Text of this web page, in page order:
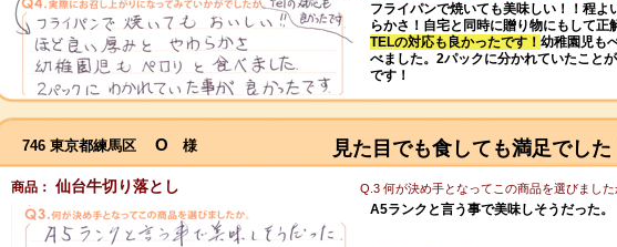
フライパンで焼いても美味しい！！程よ
らかさ！自宅と同時に贈り物にもして正
TELの対応も良かったです！ 幼稚園児も
べました。2パックに分かれていたこと
です！
746 東京都練馬区 O 様 見た目でも食しても満足でした
商品： 仙台牛切り落とし Q.3 何が決め手となってこの商品を選びました
A5ランクと言う事で美味しそうだった。